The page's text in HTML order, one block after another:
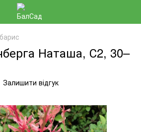
Наташа, С2, 30–
Залишити відгук